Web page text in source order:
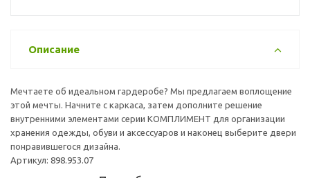
Описание
Мечтаете об идеальном гардеробе? Мы предлагаем воплощение
этой мечты. Начните с каркаса, затем дополните решение
внутренними элементами серии КОМПЛИМЕНТ для организации
хранения одежды, обуви и аксессуаров и наконец выберите двери
понравившегося дизайна.
Артикул: 898.953.07